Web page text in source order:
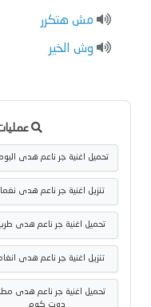
مش هتكرر
وش الخير
تحميل اغنية جر ناعم هدى
تنزيل اغنية جر ناعم هدى
تحميل اغنية جر ناعم هدى
تنزيل اغنية جر ناعم هدى
تحميل اغنية جر ناعم هدى
دوت كوم